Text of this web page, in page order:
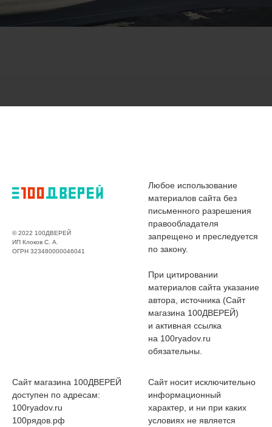
© 2022 100ДВЕРЕЙ
ИП Клоков С. А.
ОГРН 323480000046041
Любое использование
материалов сайта без
письменного разрешения
правообладателя
запрещено и преследуется
по закону.
При цитировании
материалов сайта указание
автора, источника (Сайт
магазина 100ДВЕРЕЙ)
и активная ссылка
на 100ryadov.ru
обязательны.
Сайт магазина 100ДВЕРЕЙ
доступен по адресам:
100ryadov.ru
100рядов.рф
Сайт носит исключительно
информационный
характер, и ни при каких
условиях не является